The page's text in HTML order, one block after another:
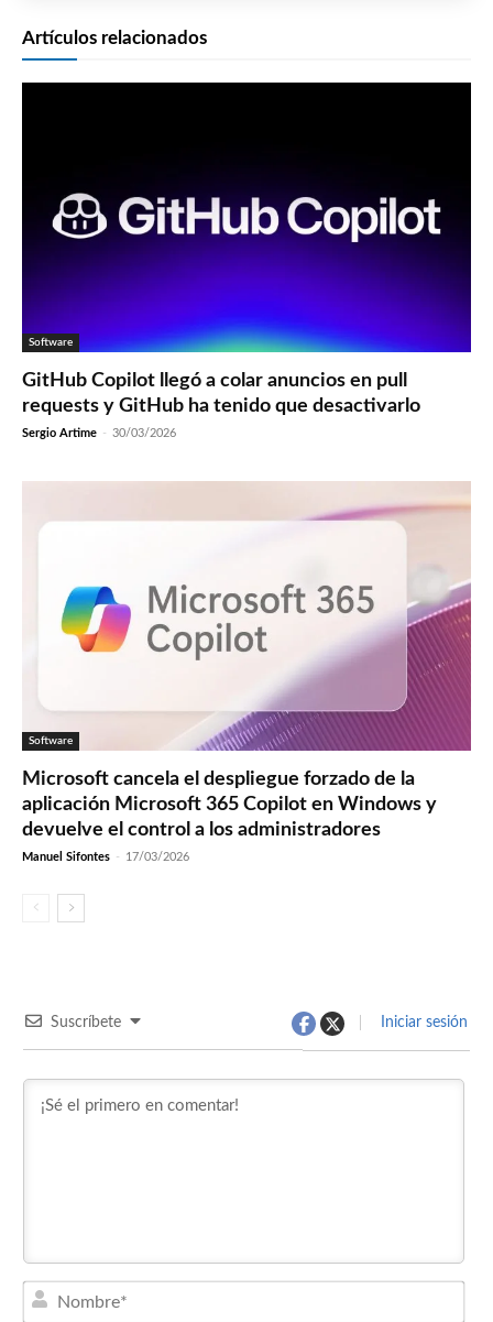
Artículos relacionados
Software
GitHub Copilot llegó a colar anuncios en pull
requests y GitHub ha tenido que desactivarlo
Sergio Artime - 30/03/2026
Software
Microsoft cancela el despliegue forzado de la
aplicación Microsoft 365 Copilot en Windows y
devuelve el control a los administradores
Manuel Sifontes - 17/03/2026
Suscríbete Iniciar sesión